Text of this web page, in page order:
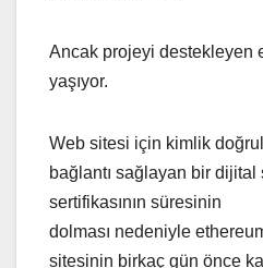
Ancak projeyi destekleyen
yaşıyor.
Web sitesi için kimlik
bağlantı sağlayan bir
sertifikasının süresinin
dolması nedeniyle
sitesinin birkaç gün önce